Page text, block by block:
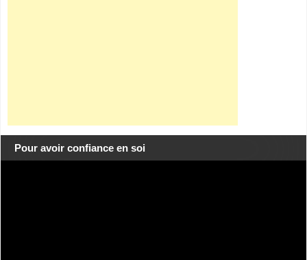
Pour avoir confiance en soi